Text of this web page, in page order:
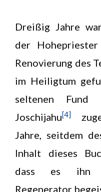
Dreißig Jahre
der
Renovierung des
im Heiligtum
seltenen Fund
Joschijahu[4]
Jahre, seitdem
Inhalt dieses
dass es ihn
Regenerator